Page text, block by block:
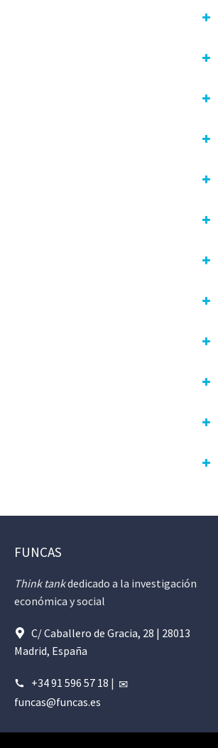
FUNCAS
Think tankdedicado a la investigación
económica y social
C/ Caballero de Gracia, 28 | 28013
Madrid, España
+34 91 596 57 18 |
funcas@funcas.es